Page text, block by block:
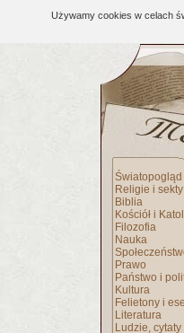
Używamy cookies w celach
Światopogląd
Religie i sekty
Biblia
Kościół i
Filozofia
Nauka
Prawo
Państwo i
Kultura
Felietony i
Literatura
Ludzie, cytaty